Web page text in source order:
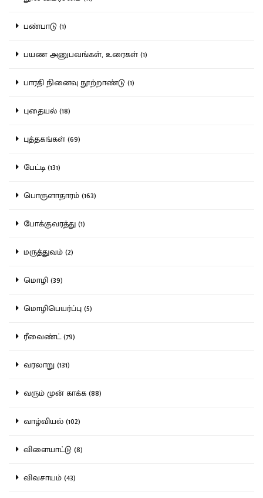
பண்பாடு (1)
பயண அனுபவங்கள், உரைகள் (1)
பாரதி நினைவு நூற்றாண்டு (1)
புதையல் (18)
புத்தகங்கள் (69)
பேட்டி (131)
பொருளாதாரம் (163)
போக்குவரத்து (1)
மருத்துவம் (2)
மொழி (39)
மொழிபெயர்ப்பு (5)
ரீவைண்ட் (79)
வரலாறு (131)
வரும் முன் காக்க (88)
வாழ்வியல் (102)
விளையாட்டு (8)
விவசாயம் (43)